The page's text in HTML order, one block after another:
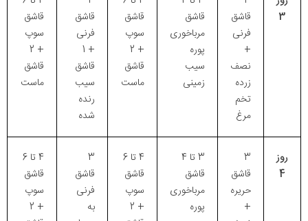
3
قاشق
فرنی
+
نصف
زرده
تخم
مرغ
قاشق
مرباخوری
پوره
سیب
زمینی
قاشق
سوپ
+ 2
قاشق
ماست
قاشق
فرنی
+ 1
قاشق
سیب
رنده
شده
قاشق
سوپ
+ 2
قاشق
ماست
روز
4
3
قاشق
حریره
+
3 تا 4
قاشق
مرباخوری
پوره
4 تا 6
قاشق
سوپ
+ 2
3
قاشق
فرنی
به
4 تا 6
قاشق
سوپ
+ 2